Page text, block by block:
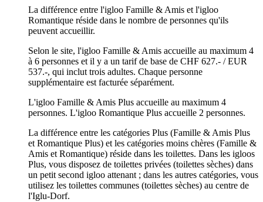
La différence entre l'igloo Famille & Amis et l'igloo
Romantique réside dans le nombre de personnes qu'ils
peuvent accueillir.
Selon le site, l'igloo Famille & Amis accueille au maximum 4
à 6 personnes et il y a un tarif de base de CHF 627.- / EUR
537.-, qui inclut trois adultes. Chaque personne
supplémentaire est facturée séparément.
L'igloo Famille & Amis Plus accueille au maximum 4
personnes. L'igloo Romantique Plus accueille 2 personnes.
La différence entre les catégories Plus (Famille & Amis Plus
et Romantique Plus) et les catégories moins chères (Famille &
Amis et Romantique) réside dans les toilettes. Dans les igloos
Plus, vous disposez de toilettes privées (toilettes sèches) dans
un petit second igloo attenant ; dans les autres catégories, vous
utilisez les toilettes communes (toilettes sèches) au centre de
l'Iglu-Dorf.